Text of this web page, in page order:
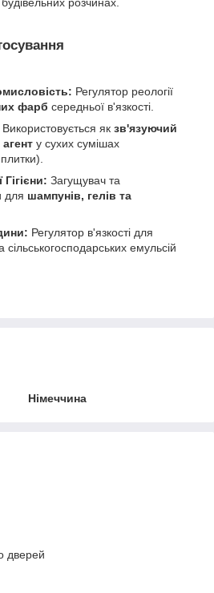
розчинах.
Регулятор реології
фарб середньої в'язкості.
Використовується як зв'язуючий
у сухих сумішах
Загущувач та
для шампунів, гелів та
Регулятор в'язкості для
сільськогосподарських емульсій
Німеччина
дверей